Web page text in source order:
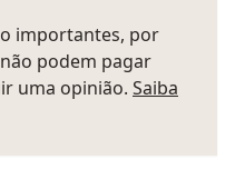
importantes, por
podem pagar
uma opinião. Saiba